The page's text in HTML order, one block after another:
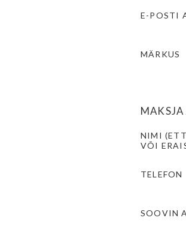
E-POSTI
MÄRKUS
NIMI
VÕI
TELEFON
SOOVIN